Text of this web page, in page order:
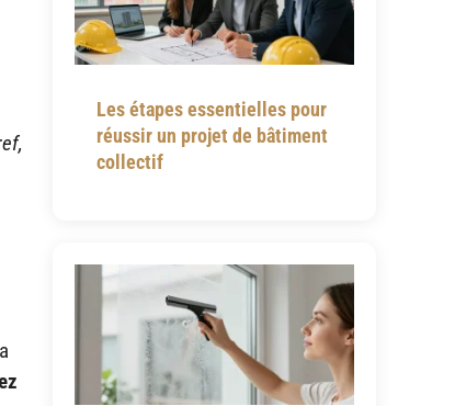
Les étapes essentielles pour
réussir un projet de bâtiment
collectif